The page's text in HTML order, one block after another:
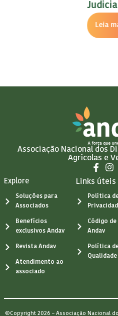
Judicial e Perspectivas
Associação Nacional dos
Agrícolas e
Explore
Soluções para
Associados
Benefícios
exclusivos Andav
Revista Andav
Atendimento ao
associado
Links úteis
Política
Código de
Andav
Política
Qualidade
©Copyright 2026 – Associação Nacional